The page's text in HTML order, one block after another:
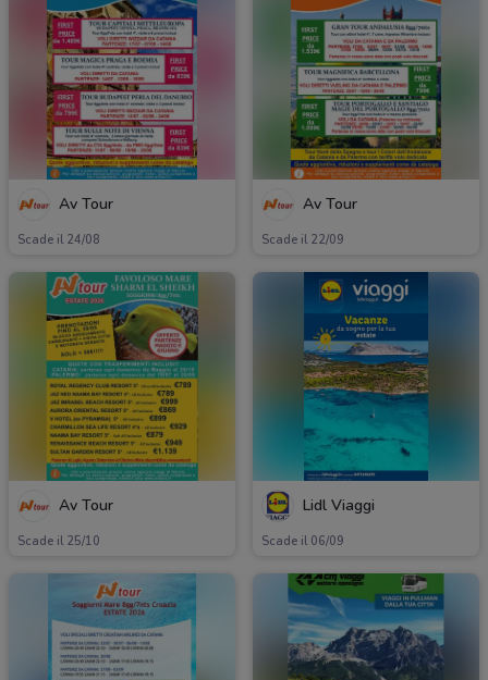
Av Tour
Scade il 24/08
Av Tour
Scade il 22/09
Av Tour
Scade il 25/10
Lidl Viaggi
Scade il 06/09